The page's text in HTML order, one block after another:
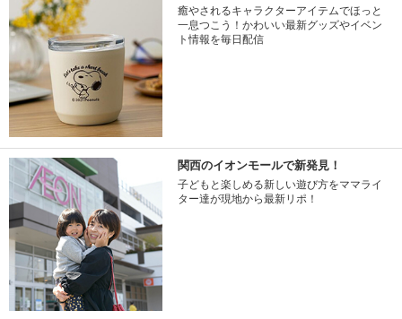
癒やされるキャラクターアイテムでほっと
一息つこう！かわいい最新グッズやイベン
ト情報を毎日配信
関西のイオンモールで新発見！
子どもと楽しめる新しい遊び方をママライ
ター達が現地から最新リポ！